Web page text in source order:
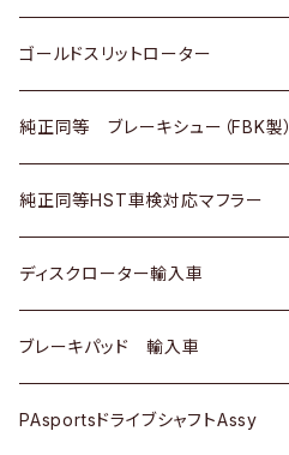
三菱ふそう
ＢＭＷ
三菱ふそう
その他
スバル
マツダ
三菱
スバル
三菱
ダイハツ
マツダ
三菱
スバル
日産
いすゞ
ダイハツ
マツダ
三菱
スバル
スズキ
日産
ダイハツ
マツダ
三菱
スバル
ホンダ
日産
いすゞ
ダイハツ
マツダ
三菱
トヨタ
ホンダ
スズキ
日産
ダイハツ
マツダ
ゴールドスリットローター
トヨタ
ホンダ
スズキ
日産
ダイハツ
純正同等 ブレーキシュー（FBK製）
ホンダ
スズキ
日産
ダイハツ
純正同等HST車検対応マフラー
トヨタ
ホンダ
スズキ
ディスクローター輸入車
ＡＵＤＩ
ＢＥＮＺ
ブレーキパッド 輸入車
ＢＥＮＺ
PAsportsドライブシャフトAssy